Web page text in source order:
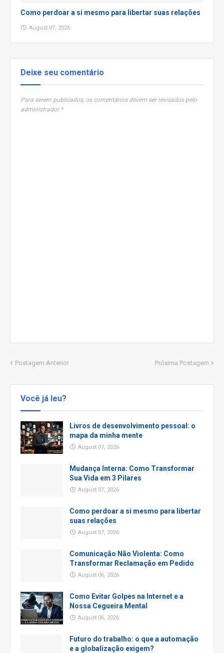
Como perdoar a si mesmo para libertar suas relações
August 07, 2026
Deixe seu comentário
Para serem publicados, os comentários devem ser revisados pelo
administrador *
Postagem Anterior Próxima Postagem
Você já leu?
Livros de desenvolvimento pessoal: o
mapa da minha mente
August 07, 2026
Mudança Interna: Como Transformar
Sua Vida em 3 Pilares
August 07, 2026
Como perdoar a si mesmo para libertar
suas relações
August 07, 2026
Comunicação Não Violenta: Como
Transformar Reclamação em Pedido
August 06, 2026
Como Evitar Golpes na Internet e a
Nossa Cegueira Mental
August 06, 2026
Futuro do trabalho: o que a automação
e a globalização exigem?